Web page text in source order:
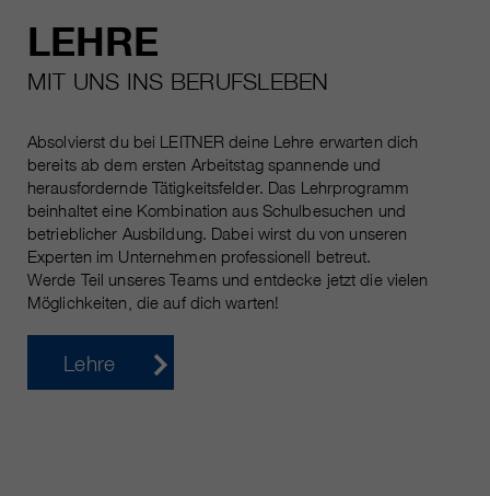
LEHRE
MIT UNS INS BERUFSLEBEN
Absolvierst du bei LEITNER deine Lehre erwarten dich
bereits ab dem ersten Arbeitstag spannende und
herausfordernde Tätigkeitsfelder. Das Lehrprogramm
beinhaltet eine Kombination aus Schulbesuchen und
betrieblicher Ausbildung. Dabei wirst du von unseren
Experten im Unternehmen professionell betreut.
Werde Teil unseres Teams und entdecke jetzt die vielen
Möglichkeiten, die auf dich warten!
Lehre